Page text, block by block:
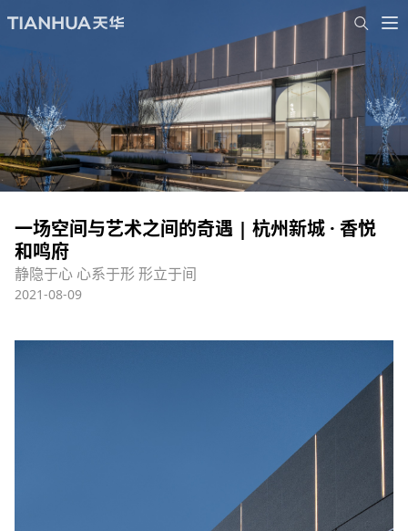
一场空间与艺术之间的奇遇 | 杭州新城 · 香悦
和鸣府
静隐于心 心系于形 形立于间
2021-08-09